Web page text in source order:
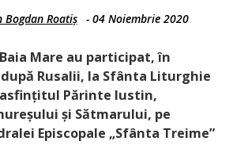
Bogdan Roatiș - 04 Noiembrie 2020
Mare au participat, în
Rusalii, la Sfânta Liturghie
Părinte Iustin,
și Sătmarului, pe
Episcopale „Sfânta Treime”